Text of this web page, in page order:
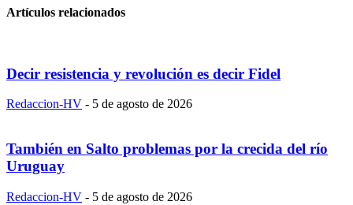
Artículos relacionados
Decir resistencia y revolución es decir Fidel
Redaccion-HV - 5 de agosto de 2026
También en Salto problemas por la crecida del río
Uruguay
Redaccion-HV - 5 de agosto de 2026